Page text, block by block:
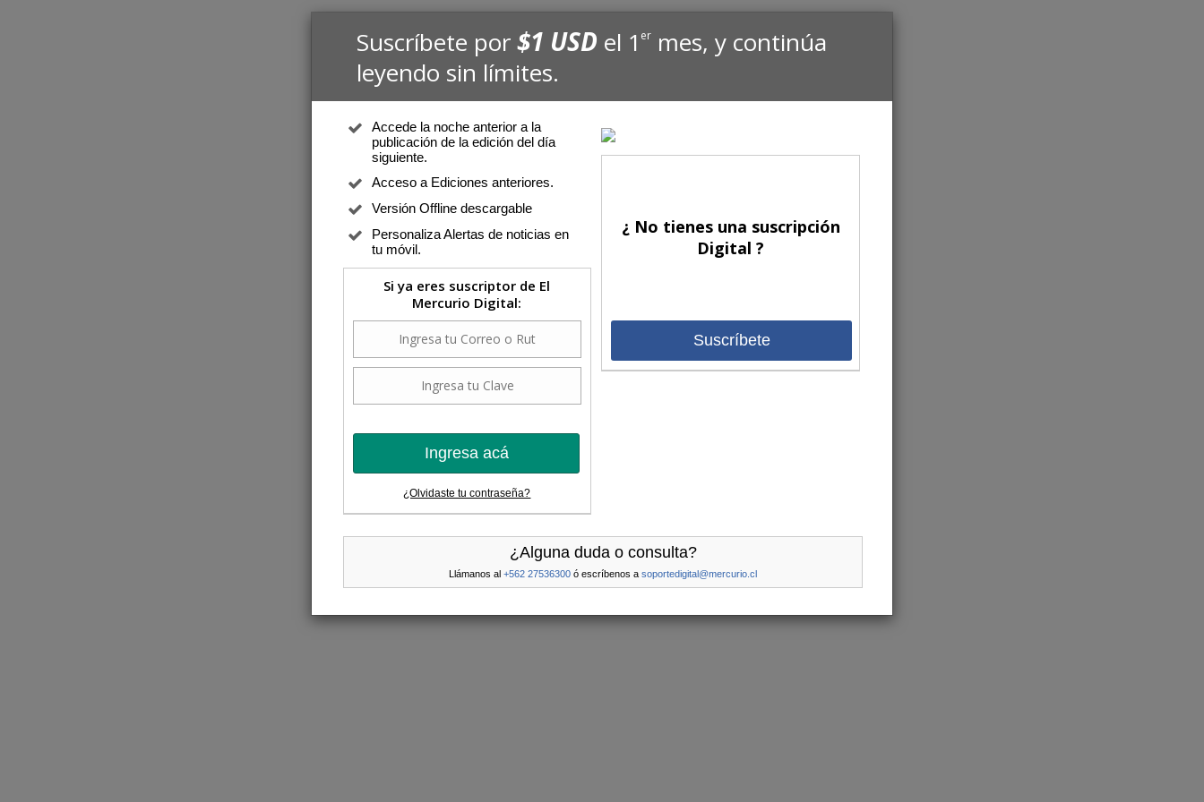
Suscríbete por$1 USD el 1er mes, y continúa
leyendo sin límites.
Accede la noche anterior a la
publicación de la edición del día
siguiente.
Acceso a Ediciones anteriores.
Versión Offline descargable
Personaliza Alertas de noticias en
tu móvil.
Si ya eres suscriptor de El
Mercurio Digital:
Ingresa acá
¿Olvidaste tu contraseña?
¿ No tienes una suscripción
Digital ?
Suscríbete
¿Alguna duda o consulta?
Llámanos al +562 27536300 ó escríbenos a soportedigital@mercurio.cl